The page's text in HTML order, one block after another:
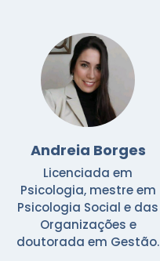
Andreia Borges
Licenciada em
Psicologia, mestre em
Psicologia Social e das
Organizações e
doutorada em Gestão.